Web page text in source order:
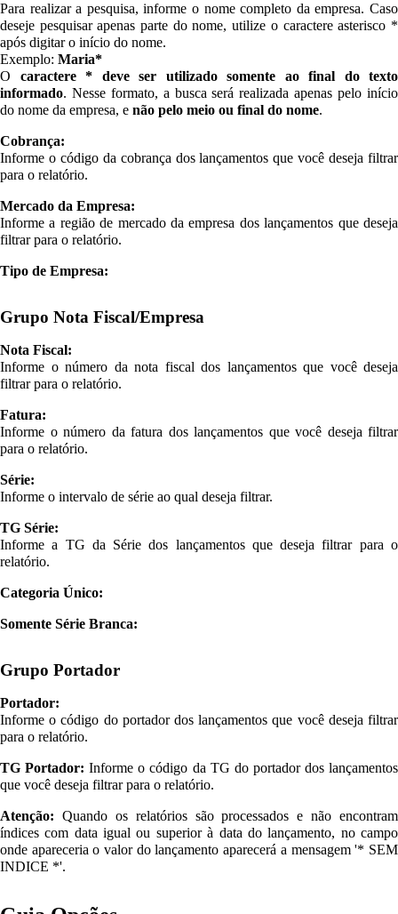
Para realizar a pesquisa, informe o nome completo da empresa. Caso
deseje pesquisar apenas parte do nome, utilize o caractere asterisco *
após digitar o início do nome.
Exemplo: Maria*
O caractere * deve ser utilizado somente ao final do texto
informado. Nesse formato, a busca será realizada apenas pelo início
do nome da empresa, e não pelo meio ou final do nome.
Cobrança:
Informe o código da cobrança dos lançamentos que você deseja filtrar
para o relatório.
Mercado da Empresa:
Informe a região de mercado da empresa dos lançamentos que deseja
filtrar para o relatório.
Tipo de Empresa:
Grupo Nota Fiscal/Empresa
Nota Fiscal:
Informe o número da nota fiscal dos lançamentos que você deseja
filtrar para o relatório.
Fatura:
Informe o número da fatura dos lançamentos que você deseja filtrar
para o relatório.
Série:
Informe o intervalo de série ao qual deseja filtrar.
TG Série:
Informe a TG da Série dos lançamentos que deseja filtrar para o
relatório.
Categoria Único:
Somente Série Branca:
Grupo Portador
Portador:
Informe o código do portador dos lançamentos que você deseja filtrar
para o relatório.
TG Portador: Informe o código da TG do portador dos lançamentos
que você deseja filtrar para o relatório.
Atenção: Quando os relatórios são processados e não encontram
índices com data igual ou superior à data do lançamento, no campo
onde apareceria o valor do lançamento aparecerá a mensagem '* SEM
INDICE *'.